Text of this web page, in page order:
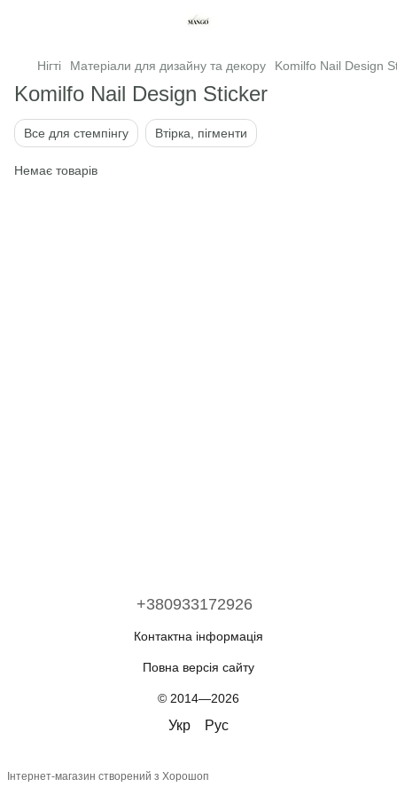
Нігті Матеріали для дизайну та декору Komilfo Nail Design
Komilfo Nail Design Sticker
Все для стемпінгу Втірка, пігменти
Немає товарів
+380933172926
Контактна інформація
Повна версія сайту
© 2014—2026
Укр Рус
Інтернет-магазин створений з Хорошоп